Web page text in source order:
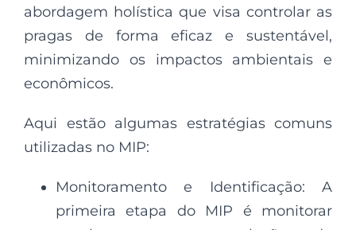
abordagem holística que visa controlar as
pragas de forma eficaz e sustentável,
minimizando os impactos ambientais e
econômicos.
Aqui estão algumas estratégias comuns
utilizadas no MIP:
Monitoramento e Identificação: A
primeira etapa do MIP é monitorar